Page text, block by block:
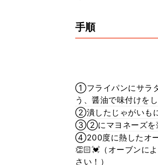
手順
①フライパンにサラ
う、醤油で味付けをし
②潰したじゃがいも
③②にマヨネーズを薄
④200度に熱したオー
👏🏻💓（オーブンに
さい！）